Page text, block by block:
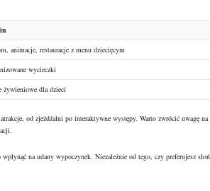
animacje, restauracje z menu dziecięcym
wycieczki
żywieniowe dla dzieci
od zjeżdżalni po interaktywne występy. Warto zwrócić uwagę na
na udany wypoczynek. Niezależnie od tego, czy preferujesz